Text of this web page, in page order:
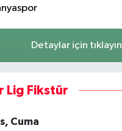
Detaylar için tıklayın
Lig Fikstür
Cuma